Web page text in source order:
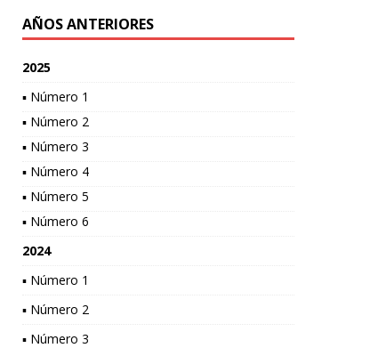
AÑOS ANTERIORES
2025
▪ Número 1
▪ Número 2
▪ Número 3
▪ Número 4
▪ Número 5
▪ Número 6
2024
▪ Número 1
▪ Número 2
▪ Número 3